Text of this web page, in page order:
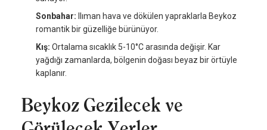
Sonbahar: Ilıman hava ve dökülen yapraklarla Beykoz
romantik bir güzelliğe bürünüyor.
Kış: Ortalama sıcaklık 5-10°C arasında değişir. Kar
yağdığı zamanlarda, bölgenin doğası beyaz bir örtüyle
kaplanır.
Beykoz Gezilecek ve